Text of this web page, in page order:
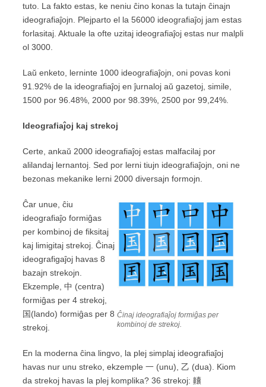
tuto. La fakto estas, ke neniu ĉino konas la tutajn ĉinajn
ideografiaĵojn. Plejparto el la 56000 ideografiaĵoj jam estas
forlasitaj. Aktuale la ofte uzitaj ideografiaĵoj estas nur malpli
ol 3000.
Laŭ enketo, lerninte 1000 ideografiaĵojn, oni povas koni
91.92% de la ideografiaĵoj en ĵurnaloj aŭ gazetoj, simile,
1500 por 96.48%, 2000 por 98.39%, 2500 por 99,24%.
Ideografiaĵoj kaj strekoj
Certe, ankaŭ 2000 ideografiaĵoj estas malfacilaj por
alilandaj lernantoj. Sed por lerni tiujn ideografiaĵojn, oni ne
bezonas mekanike lerni 2000 diversajn formojn.
Ĉinaj ideografiaĵoj formiĝas per
kombinoj de strekoj.
Ĉar unue, ĉiu
ideografiaĵo formiĝas
per kombinoj de fiksitaj
kaj limigitaj strekoj. Ĉinaj
ideografigaĵoj havas 8
bazajn strekojn.
Ekzemple, 中 (centra)
formiĝas per 4 strekoj,
国(lando) formiĝas per 8
strekoj.
En la moderna ĉina lingvo, la plej simplaj ideografiaĵoj
havas nur unu streko, ekzemple 一 (unu), 乙 (dua). Kiom
da strekoj havas la plej komplika? 36 strekoj: 齉